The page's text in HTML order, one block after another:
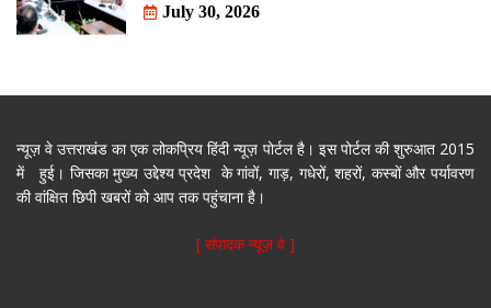
July 30, 2026
न्यूज़ वे उत्तराखंड का एक लोकप्रिय हिंदी न्यूज़ पोर्टल है। इस पोर्टल की शुरुआत 2015
में हुई। जिसका मुख्य उद्देश्य प्रदेश के गांवों, गाड़, गधेरों, शहरों, कस्बों और पर्यावरण
की वांक्षित छिपी खबरों को आप तक पहुंचाना है।
[ संपादक न्यूज़ वे ]